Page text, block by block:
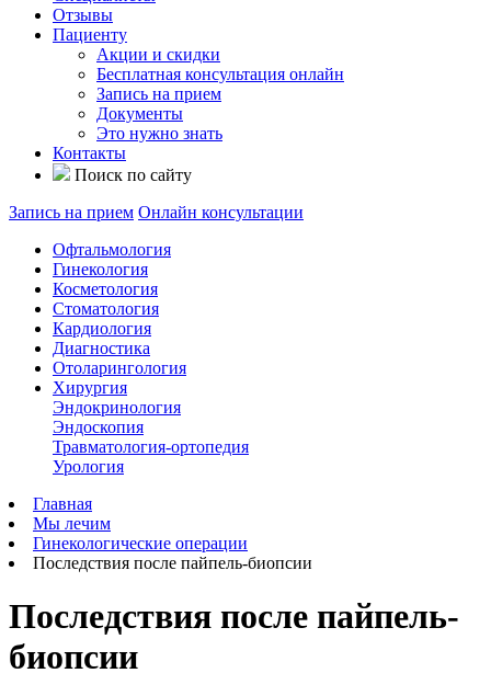
Отзывы
Пациенту
Акции и скидки
Бесплатная консультация онлайн
Запись на прием
Документы
Это нужно знать
Контакты
Поиск по сайту
Запись на прием Онлайн консультации
Офтальмология
Гинекология
Косметология
Стоматология
Кардиология
Диагностика
Отоларингология
Хирургия
Эндокринология
Эндоскопия
Травматология-ортопедия
Урология
Главная
Мы лечим
Гинекологические операции
Последствия после пайпель-биопсии
Последствия после пайпель-
биопсии